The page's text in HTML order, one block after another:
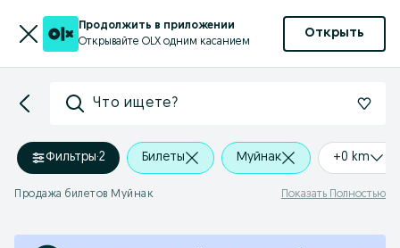
Продолжить в приложении
Открывайте OLX одним касанием
Открыть
Что ищете?
Фильтры·2 Билеты Муйнак +0 km
Продажа билетов Муйнак Показать Полностью